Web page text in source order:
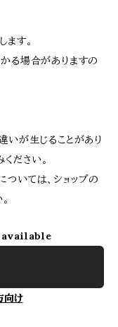
す。
る場合がありますの
いが生じることがあり
ださい。
ついては、ショップの
向け